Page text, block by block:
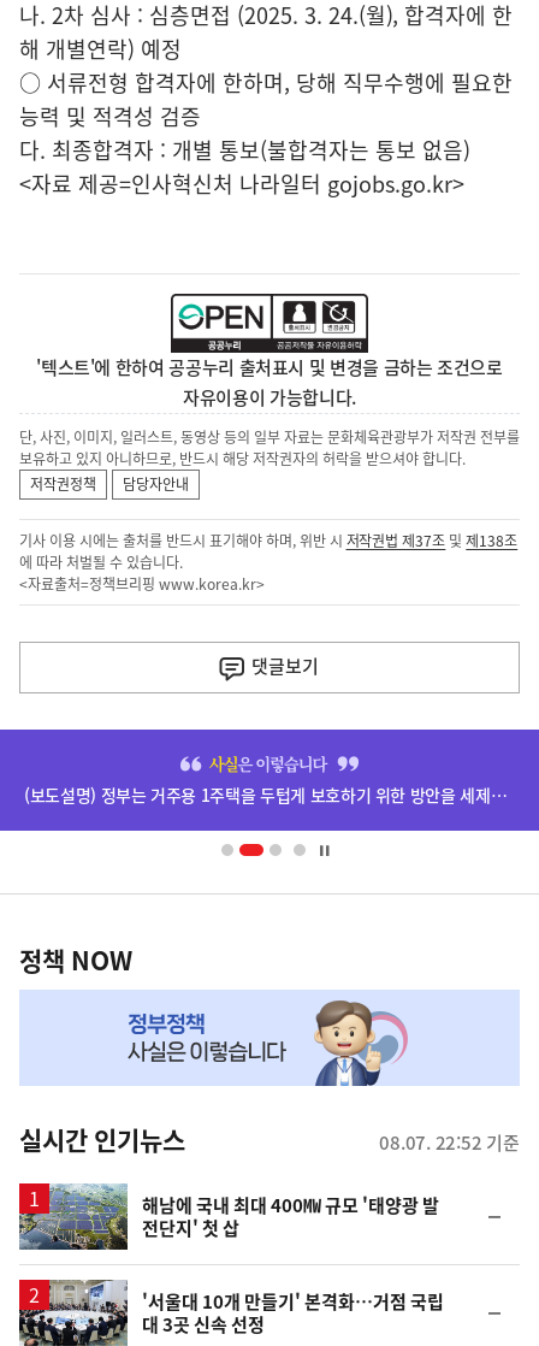
나. 2차 심사 : 심층면접 (2025. 3. 24.(월), 합격자에 한
해 개별연락) 예정
○ 서류전형 합격자에 한하며, 당해 직무수행에 필요한
능력 및 적격성 검증
다. 최종합격자 : 개별 통보(불합격자는 통보 없음)
<자료 제공=인사혁신처 나라일터 gojobs.go.kr>
'텍스트'에 한하여 공공누리 출처표시 및 변경을 금하는 조건으로
자유이용이 가능합니다.
단, 사진, 이미지, 일러스트, 동영상 등의 일부 자료는 문화체육관광부가 저작권 전부를
보유하고 있지 아니하므로, 반드시 해당 저작권자의 허락을 받으셔야 합니다.
저작권정책
담당자안내
기사 이용 시에는 출처를 반드시 표기해야 하며, 위반 시 저작권법 제37조 및제138조
에 따라 처벌될 수 있습니다.
<자료출처=정책브리핑 www.korea.kr>
다
음
기
사
댓글보기
영
(보도설명) 정부는 거주용 1주택을 두텁게 보호하기 위한 방안을 세제개편안에 담았습니다.
책
NOW,
뉴
스
정책 NOW
실시간 인기뉴스 08.07. 22:52 기준
해남에 국내 최대 400㎿ 규모 '태양광 발
전단지' 첫 삽
일
'서울대 10개 만들기' 본격화…거점 국립
대 3곳 신속 선정